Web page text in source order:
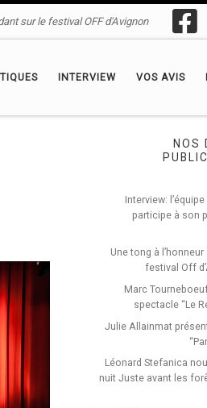
sur le festival OFF d'Avignon
INTERVIEW VOS AVIS
NOS
Interview:
participe à son
Une tong à
festival Off
Marc
spectacle “Le
Julie Allainmat
Léonard Stefanica
nuit Juste avant les